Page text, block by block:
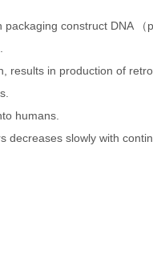
construct DNA （
results in production of
humans.
slowly with